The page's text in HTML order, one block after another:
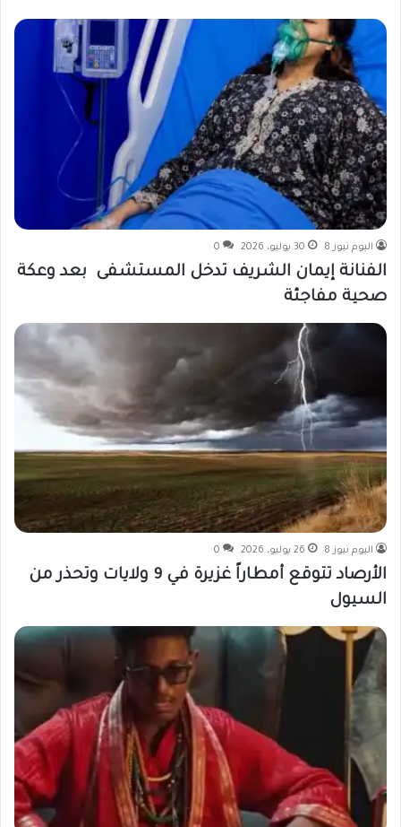
اليوم نيوز 8 30 يوليو، 2026 0
الفنانة إيمان الشريف تدخل المستشفى بعد وعكة
صحية مفاجئة
اليوم نيوز 8 26 يوليو، 2026 0
الأرصاد تتوقع أمطاراً غزيرة في 9 ولايات وتحذر من
السيول